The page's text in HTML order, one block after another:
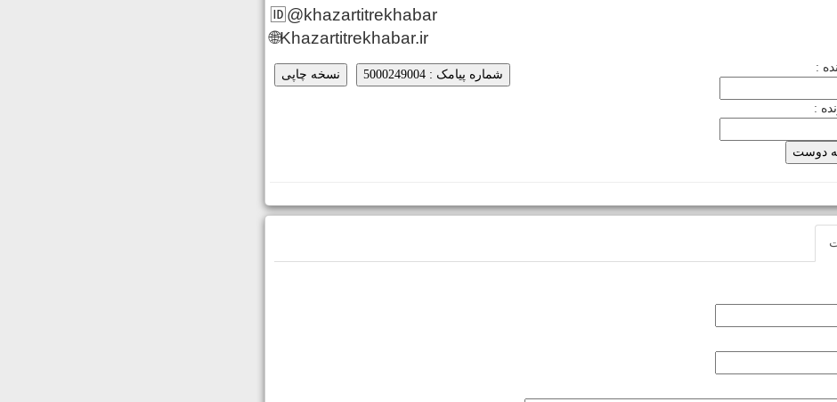
🆔@khazartitrekhabar
🌐Khazartitrekhabar.ir
نسخه چاپی شماره پیامک : 5000249004
:
: